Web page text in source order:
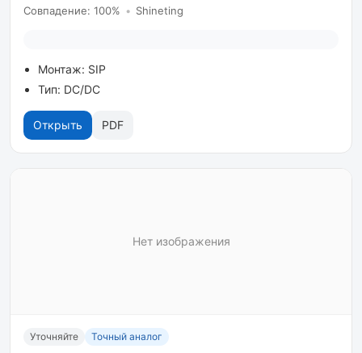
Совпадение: 100% • Shineting
Монтаж: SIP
Тип: DC/DC
Открыть PDF
Нет изображения
Уточняйте Точный аналог